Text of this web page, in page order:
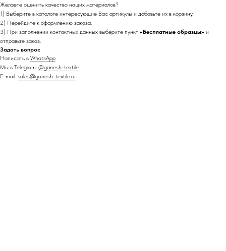
Желаете оценить качество наших материалов?
1) Выберите в каталоге интересующие Вас артикулы и добавьте их в корзину.
2) Перейдите к оформлению заказа.
3) При заполнении контактных данных выберите пункт «Бесплатные образцы» и
отправьте заказ.
Задать вопрос
Написать в WhatsApp
Мы в Telegram: @ganesh-textile
E-mail: sales@ganesh-textile.ru